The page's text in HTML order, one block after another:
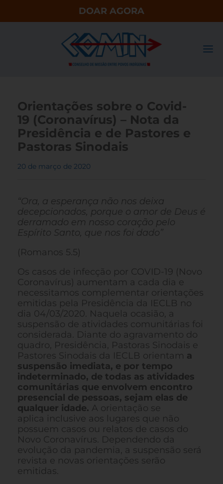
DOAR AGORA
Orientações sobre o Covid-
19 (Coronavírus) – Nota da
Presidência e de Pastores e
Pastoras Sinodais
20 de março de 2020
“Ora, a esperança não nos deixa
decepcionados, porque o amor de Deus é
derramado em nosso coração pelo
Espírito Santo, que nos foi dado”
(Romanos 5.5)
Os casos de infecção por COVID-19 (Novo
Coronavírus) aumentam a cada dia e
necessitamos complementar orientações
emitidas pela Presidência da IECLB no
dia 04/03/2020. Naquela ocasião, a
suspensão de atividades comunitárias foi
considerada. Diante do agravamento do
quadro, Presidência, Pastoras Sinodais e
Pastores Sinodais da IECLB orientam a
suspensão imediata, e por tempo
indeterminado, de todas as atividades
comunitárias que envolvem encontro
presencial de pessoas, sejam elas de
qualquer idade. A orientação se
aplica inclusive aos lugares que não
possuem casos ou relatos de casos do
Novo Coronavírus. Dependendo da
evolução da pandemia, a suspensão será
revista e novas orientações serão
emitidas.